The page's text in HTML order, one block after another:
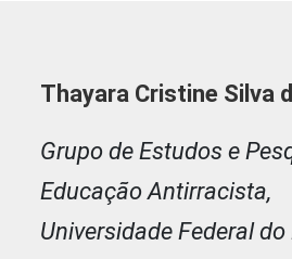
Thayara Cristine Silva
Grupo de Estudos e
Educação Antirracista,
Universidade Federal